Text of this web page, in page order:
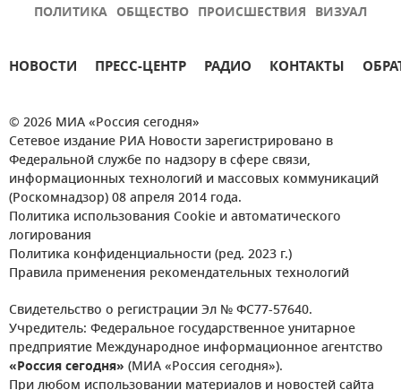
ПОЛИТИКА ОБЩЕСТВО ПРОИСШЕСТВИЯ ВИЗУАЛ
НОВОСТИ ПРЕСС-ЦЕНТР РАДИО КОНТАКТЫ
© 2026 МИА «Россия сегодня»
Сетевое издание РИА Новости зарегистрировано в
Федеральной службе по надзору в сфере связи,
информационных технологий и массовых коммуникаций
(Роскомнадзор) 08 апреля 2014 года.
Политика использования Cookie и автоматического
логирования
Политика конфиденциальности (ред. 2023 г.)
Правила применения рекомендательных технологий
Свидетельство о регистрации Эл № ФС77-57640.
Учредитель: Федеральное государственное унитарное
предприятие Международное информационное агентство
«Россия сегодня» (МИА «Россия сегодня»).
При любом использовании материалов и новостей сайта